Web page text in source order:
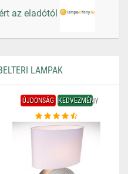
az eladótól
LAMPAK
ÚJDONSÁG KEDVEZMÉNY